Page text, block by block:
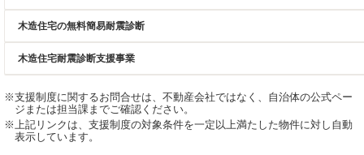
木造住宅の無料簡易耐震診断
木造住宅耐震診断支援事業
支援制度に関するお問合せは、不動産会社ではなく、自治体の公式ペー
ジまたは担当課までご確認ください。
上記リンクは、支援制度の対象条件を一定以上満たした物件に対し自動
表示しています。